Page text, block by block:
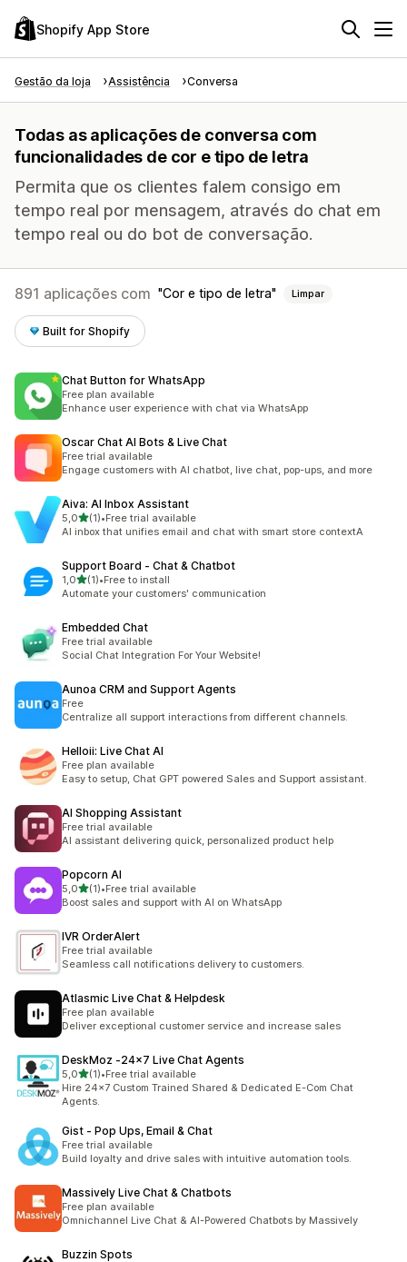
Shopify App Store
Gestão da loja Assistência Conversa
Todas as aplicações de conversa com
funcionalidades de cor e tipo de letra
Permita que os clientes falem consigo em
tempo real por mensagem, através do chat em
tempo real ou do bot de conversação.
891 aplicações com Cor e tipo de letra Limpar
Built for Shopify
Chat Button for WhatsApp
Free plan available
Enhance user experience with chat via WhatsApp
Oscar Chat AI Bots & Live Chat
Free trial available
Engage customers with AI chatbot, live chat, pop-ups, and more
Aiva: AI Inbox Assistant
5,0de 5 estrelas
(1)
1 total de avaliações
•Free trial available
AI inbox that unifies email and chat with smart store contextA
Support Board ‑ Chat & Chatbot
1,0de 5 estrelas
(1)
1 total de avaliações
•Free to install
Automate your customers' communication
Embedded Chat
Free trial available
Social Chat Integration For Your Website!
Aunoa CRM and Support Agents
Free
Centralize all support interactions from different channels.
Helloii: Live Chat AI
Free plan available
Easy to setup, Chat GPT powered Sales and Support assistant.
AI Shopping Assistant
Free trial available
AI assistant delivering quick, personalized product help
Popcorn AI
5,0de 5 estrelas
(1)
1 total de avaliações
•Free trial available
Boost sales and support with AI on WhatsApp
IVR OrderAlert
Free trial available
Seamless call notifications delivery to customers.
Atlasmic Live Chat & Helpdesk
Free plan available
Deliver exceptional customer service and increase sales
DeskMoz ‑24x7 Live Chat Agents
5,0de 5 estrelas
(1)
1 total de avaliações
•Free trial available
Hire 24x7 Custom Trained Shared & Dedicated E-Com Chat
Agents.
Gist ‑ Pop Ups, Email & Chat
Free trial available
Build loyalty and drive sales with intuitive automation tools.
Massively Live Chat & Chatbots
Free plan available
Omnichannel Live Chat & AI-Powered Chatbots by Massively
Buzzin Spots